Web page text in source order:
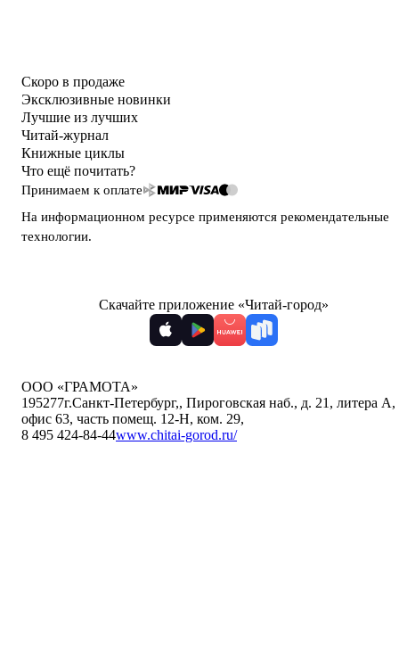
Скоро в продаже
Эксклюзивные новинки
Лучшие из лучших
Читай-журнал
Книжные циклы
Что ещё почитать?
Принимаем к оплате
На информационном ресурсе применяются рекомендательные
технологии.
Скачайте приложение «Читай-город»
ООО «ГРАМОТА»
195277г.Санкт-Петербург,, Пироговская наб., д. 21, литера А,
офис 63, часть помещ. 12-Н, ком. 29,
8 495 424-84-44www.chitai-gorod.ru/